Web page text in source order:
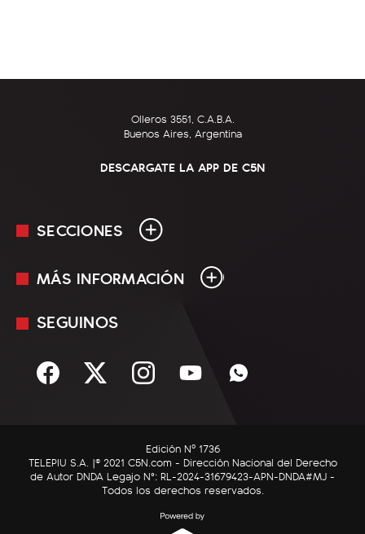
Olleros 3551, C.A.B.A.
Buenos Aires, Argentina
DESCARGATE LA APP DE C5N
SECCIONES
En Vivo
Sociedad
C5N Autos
RatingCero
MÁS INFORMACIÓN
Mediakit
Términos y condiciones
SEGUINOS
Edición Nº 1736
TELEPIU S.A. |© 2021 C5N.com - Dirección Nacional del Derecho
de Autor DNDA Legajo N°: RL-2024-31679423-APN-DNDA#MJ -
Todos los derechos reservados.